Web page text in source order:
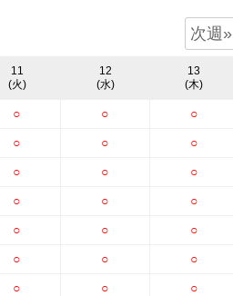
次週»
11
(火)
○
○
○
○
○
○
○
12
(水)
○
○
○
○
○
○
○
13
(木)
○
○
○
○
○
○
○